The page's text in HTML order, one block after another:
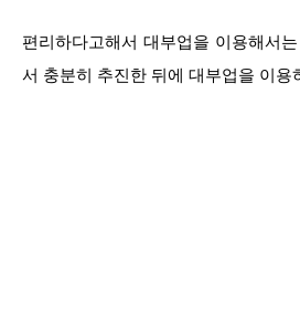
편리하다고해서 대부업을 이용해서
서 충분히 추진한 뒤에 대부업을 이용